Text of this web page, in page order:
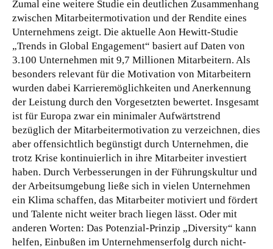
Zumal eine weitere Studie ein deutlichen Zusammenhang
zwischen Mitarbeitermotivation und der Rendite eines
Unternehmens zeigt. Die aktuelle Aon Hewitt-Studie
„Trends in Global Engagement“ basiert auf Daten von
3.100 Unternehmen mit 9,7 Millionen Mitarbeitern. Als
besonders relevant für die Motivation von Mitarbeitern
wurden dabei Karrieremöglichkeiten und Anerkennung
der Leistung durch den Vorgesetzten bewertet. Insgesamt
ist für Europa zwar ein minimaler Aufwärtstrend
bezüglich der Mitarbeitermotivation zu verzeichnen, dies
aber offensichtlich begünstigt durch Unternehmen, die
trotz Krise kontinuierlich in ihre Mitarbeiter investiert
haben. Durch Verbesserungen in der Führungskultur und
der Arbeitsumgebung ließe sich in vielen Unternehmen
ein Klima schaffen, das Mitarbeiter motiviert und fördert
und Talente nicht weiter brach liegen lässt. Oder mit
anderen Worten: Das Potenzial-Prinzip „Diversity“ kann
helfen, Einbußen im Unternehmenserfolg durch nicht-